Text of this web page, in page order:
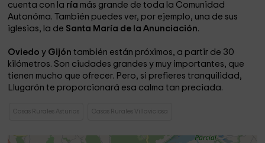
cuenta con la ría más grande de toda la Comunidad
Autonóma. También puedes ver, por ejemplo, una de sus
iglesias, la de Santa María de la Anunciación.
Oviedoy Gijóntambién están próximos, a partir de 30
kilómetros. Son ciudades grandes y muy importantes, que
tienen mucho que ofrecer. Pero, si prefieres tranquilidad,
Llugarón te proporcionará esa calma tan preciada.
Casas Rurales Asturias Casas Rurales Villaviciosa